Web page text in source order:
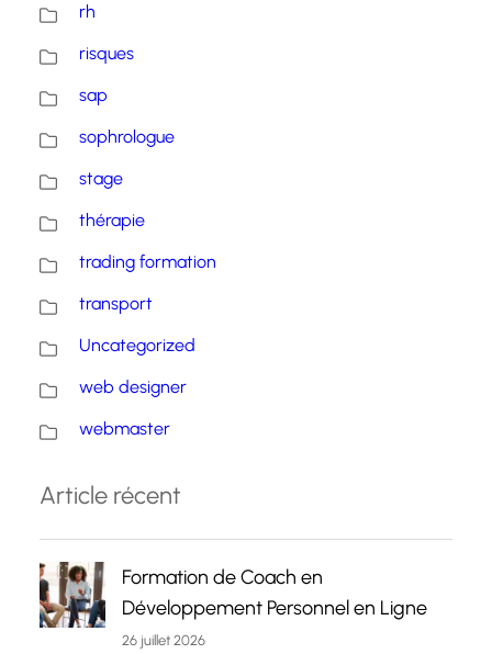
rh
risques
sap
sophrologue
stage
thérapie
trading formation
transport
Uncategorized
web designer
webmaster
Article récent
Formation de Coach en
Développement Personnel en Ligne
26 juillet 2026